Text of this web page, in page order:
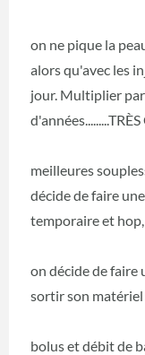
on ne pique la
alors qu'avec les
jour. Multiplier
meilleures
décide de faire
temporaire et
on décide de faire
sortir son
bolus et débit de